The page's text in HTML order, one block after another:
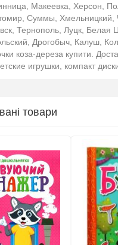
Макеевка, Херсон,
Суммы, Хмельницкий,
Тернополь, Луцк, Белая
Дрогобыч, Калуш,
коза-дереза купити.
игрушки, компакт
товари